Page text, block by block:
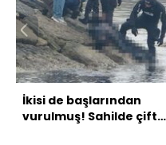
İkisi de başlarından
vurulmuş! Sahilde çifte